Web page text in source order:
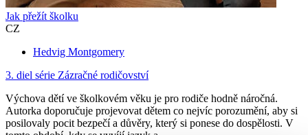
Jak přežít školku
CZ
Hedvig Montgomery
3. diel série Zázračné rodičovství
Výchova dětí ve školkovém věku je pro rodiče hodně náročná.
Autorka doporučuje projevovat dětem co nejvíc porozumění, aby si
posilovaly pocit bezpečí a důvěry, který si ponese do dospělosti. V